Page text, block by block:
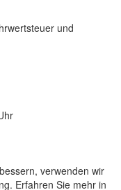
und
verwenden wir
Erfahren Sie mehr in